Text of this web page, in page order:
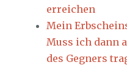
erreichen
Mein
Muss ich dann
des Gegners